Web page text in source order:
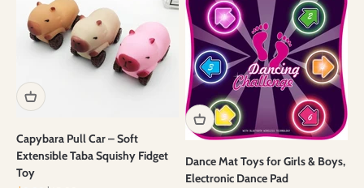
Capybara Pull Car – Soft
Extensible Taba Squishy Fidget
Toy
Dance Mat Toys for Girls & Boys,
Electronic Dance Pad